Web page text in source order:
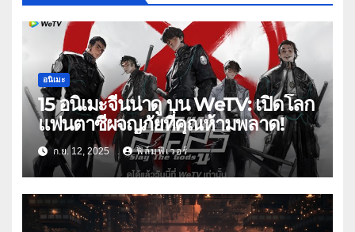
อนิเมะ
15 อนิเมะจีนน่าดู บน WeTV: เปิดโลก
แฟนตาซีผจญภัยที่คุณห้ามพลาด!
ก.ย. 12, 2025 ฟิล์มฟีเวอร์